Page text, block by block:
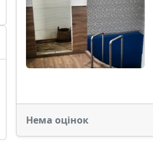
Нема оцінок